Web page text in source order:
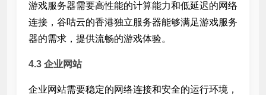
游戏服务器需要高性能的计算能力和低延迟的网络
连接，谷咕云的香港独立服务器能够满足游戏服务
器的需求，提供流畅的游戏体验。
4.3 企业网站
企业网站需要稳定的网络连接和安全的运行环境，